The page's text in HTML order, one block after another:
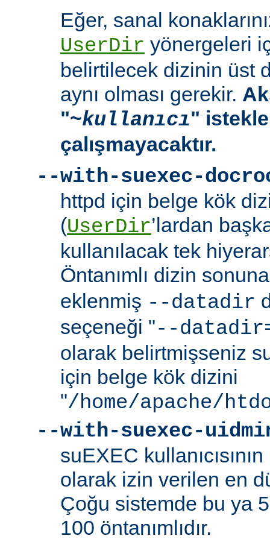
Eğer, sanal
UserDir yönergeleri
belirtilecek dizinin üst
aynı olması gerekir.
"~kullanıcı"
çalışmayacaktır.
--with-suexec-
httpd için belge kök
(UserDir’lardan
kullanılacak tek
Öntanımlı dizin
eklenmiş --datadir
seçeneği "--
olarak belirtmişseniz
için belge kök dizini
"/home/apache/
--with-suexec-
suEXEC
olarak izin verilen en
Çoğu sistemde bu ya
100 öntanımlıdır.